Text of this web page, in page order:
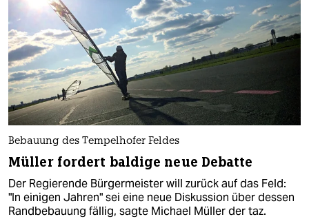
Bebauung des Tempelhofer Feldes
Müller fordert baldige neue Debatte
Der Regierende Bürgermeister will zurück auf das Feld:
"In einigen Jahren" sei eine neue Diskussion über dessen
Randbebauung fällig, sagte Michael Müller der taz.